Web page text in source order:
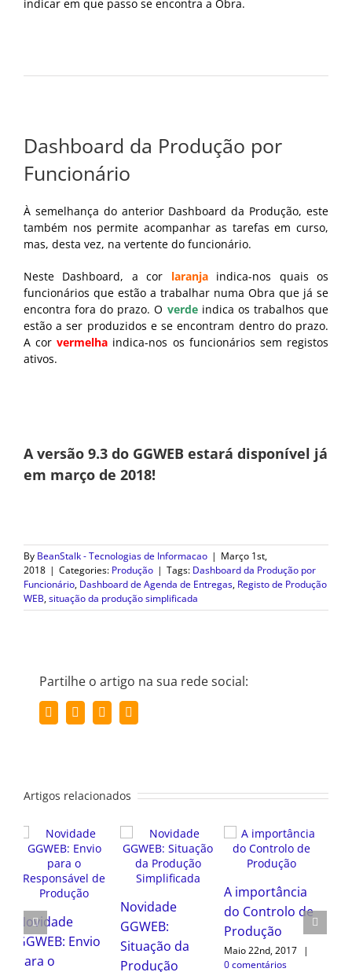
indicar em que passo se encontra a Obra.
Dashboard da Produção por
Funcionário
À semelhança do anterior Dashboard da Produção, este
também nos permite acompanhar as tarefas em curso,
mas, desta vez, na vertente do funcionário.
Neste Dashboard, a cor laranja indica-nos quais os
funcionários que estão a trabalhar numa Obra que já se
encontra fora do prazo. O verde indica os trabalhos que
estão a ser produzidos e se encontram dentro do prazo.
A corvermelha indica-nos os funcionários sem registos
ativos.
A versão 9.3 do GGWEB estará disponível já
em março de 2018!
By BeanStalk - Tecnologias de Informacao | Março 1st,
2018 | Categories: Produção | Tags: Dashboard da Produção por
Funcionário, Dashboard de Agenda de Entregas, Registo de Produção
WEB,situação da produção simplificada
Partilhe o artigo na sua rede social:
Facebook
Twitter LinkedIn
(necessário
Artigos relacionados
A importância
do Controlo de
Produção
Maio 22nd, 2017
0 comentários
Dashboard de
Novembro 24th, 2016
| 0 comentários
Novidade
GGWEB: Envio
para o